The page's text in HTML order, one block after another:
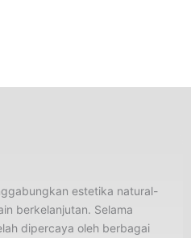
estetika natural-
berkelanjutan. Selama
dipercaya oleh berbagai